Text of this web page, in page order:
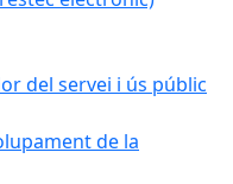
del servei i ús públic
de la